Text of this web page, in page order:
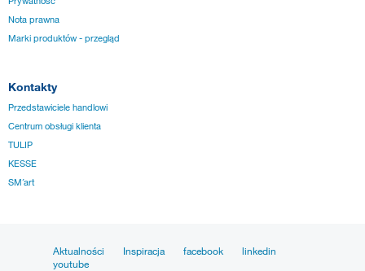
Nota prawna
Marki produktów - przegląd
Kontakty
Przedstawiciele handlowi
Centrum obsługi klienta
TULIP
KESSE
SM´art
Aktualności Inspiracja facebook
linkedin
youtube